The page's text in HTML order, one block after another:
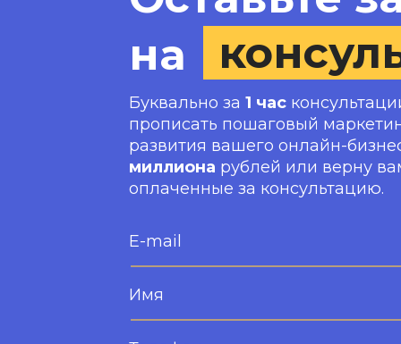
на
Буквально за 1 час
прописать пошаговый
развития вашего онлайн-
миллиона рублей или верну
оплаченные за консультацию.
E-mail
Имя